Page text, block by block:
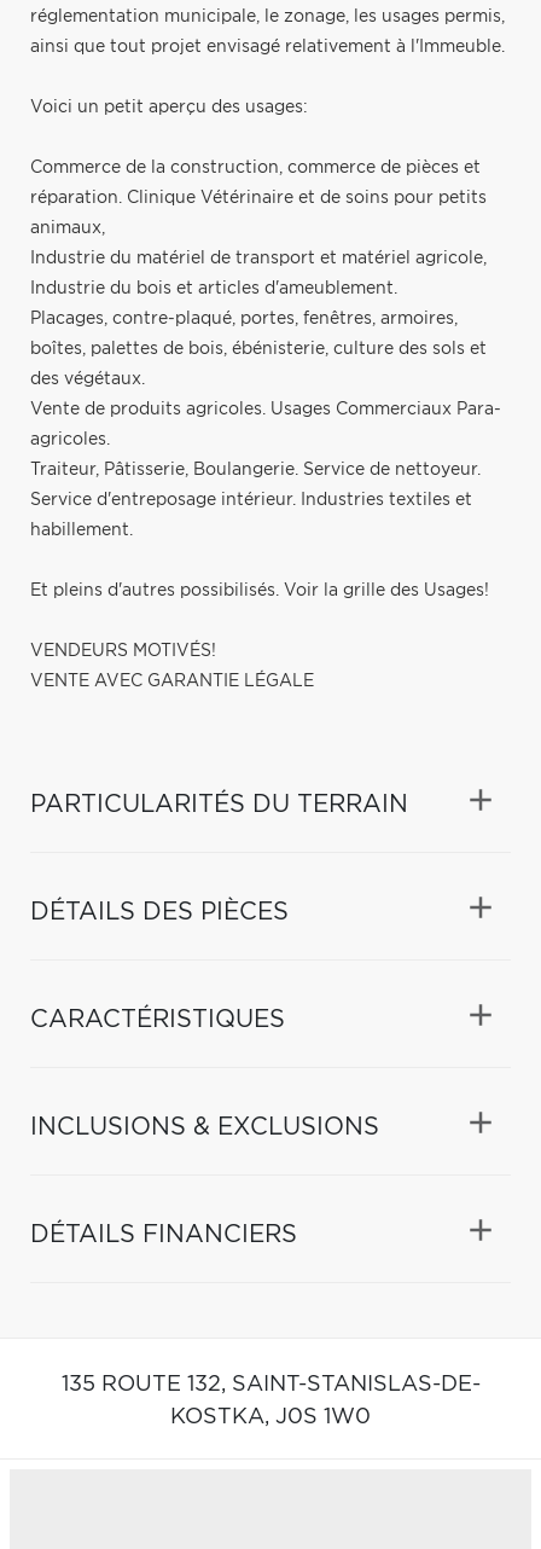
réglementation municipale, le zonage, les usages permis,
ainsi que tout projet envisagé relativement à l'Immeuble.
Voici un petit aperçu des usages:
Commerce de la construction, commerce de pièces et
réparation. Clinique Vétérinaire et de soins pour petits
animaux,
Industrie du matériel de transport et matériel agricole,
Industrie du bois et articles d'ameublement.
Placages, contre-plaqué, portes, fenêtres, armoires,
boîtes, palettes de bois, ébénisterie, culture des sols et
des végétaux.
Vente de produits agricoles. Usages Commerciaux Para-
agricoles.
Traiteur, Pâtisserie, Boulangerie. Service de nettoyeur.
Service d'entreposage intérieur. Industries textiles et
habillement.
Et pleins d'autres possibilisés. Voir la grille des Usages!
VENDEURS MOTIVÉS!
VENTE AVEC GARANTIE LÉGALE
PARTICULARITÉS DU TERRAIN
DÉTAILS DES PIÈCES
CARACTÉRISTIQUES
INCLUSIONS & EXCLUSIONS
DÉTAILS FINANCIERS
135 ROUTE 132, SAINT-STANISLAS-DE-
KOSTKA, J0S 1W0